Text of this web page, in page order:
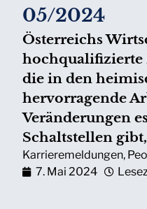
05/2024
Österreichs
hochqualifizierte
die in den
hervorragende
Veränderungen
Schaltstellen
Karrieremeldungen,
7. Mai 2024